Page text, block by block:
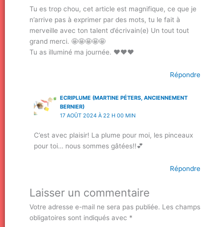
Tu es trop chou, cet article est magnifique, ce que je
n’arrive pas à exprimer par des mots, tu le fait à
merveille avec ton talent d’écrivain(e) Un tout tout
grand merci. 🤩🤩🤩🤩🤩
Tu as illuminé ma journée. ❤️❤️❤️
Répondre
ECRIPLUME (MARTINE PÉTERS, ANCIENNEMENT
BERNIER)
17 AOÛT 2024 À 22 H 00 MIN
C’est avec plaisir! La plume pour moi, les pinceaux
pour toi… nous sommes gâtées!!💕
Répondre
Laisser un commentaire
Votre adresse e-mail ne sera pas publiée. Les champs
obligatoires sont indiqués avec *